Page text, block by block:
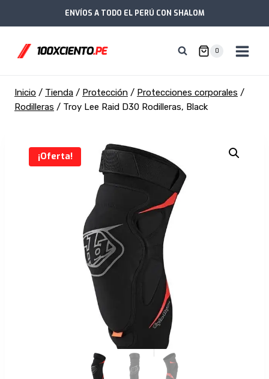
al
ENVÍOS A TODO EL PERÚ CON SHALOM
0
Inicio / Tienda / Protección / Protecciones corporales /
Rodilleras / Troy Lee Raid D30 Rodilleras, Black
¡Oferta!